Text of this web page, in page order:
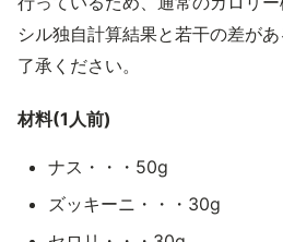
シル独自計算結果と若干の差が
了承ください。
材料(1人前)
ナス・・・50g
ズッキーニ・・・30g